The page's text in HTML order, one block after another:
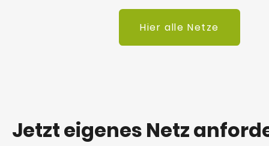
Hier alle Netze
Jetzt eigenes Netz